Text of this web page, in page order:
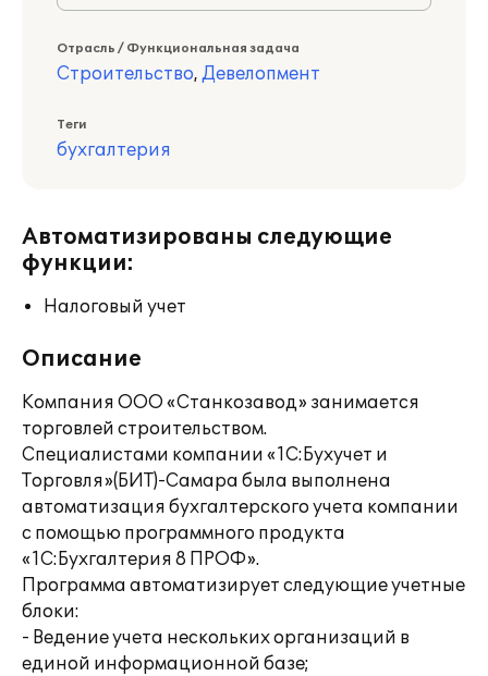
Отрасль / Функциональная задача
Строительство, Девелопмент
Теги
бухгалтерия
Автоматизированы следующие
функции:
Налоговый учет
Описание
Компания ООО «Станкозавод» занимается
торговлей строительством.
Специалистами компании «1С:Бухучет и
Торговля»(БИТ)-Самара была выполнена
автоматизация бухгалтерского учета компании
с помощью программного продукта
«1С:Бухгалтерия 8 ПРОФ».
Программа автоматизирует следующие учетные
блоки:
- Ведение учета нескольких организаций в
единой информационной базе;